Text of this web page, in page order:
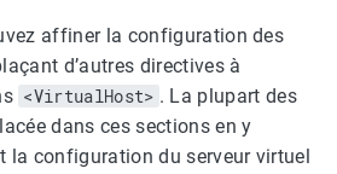
affiner la configuration des
d’autres directives à
<VirtualHost> . La plupart des
dans ces sections en y
la configuration du serveur virtuel